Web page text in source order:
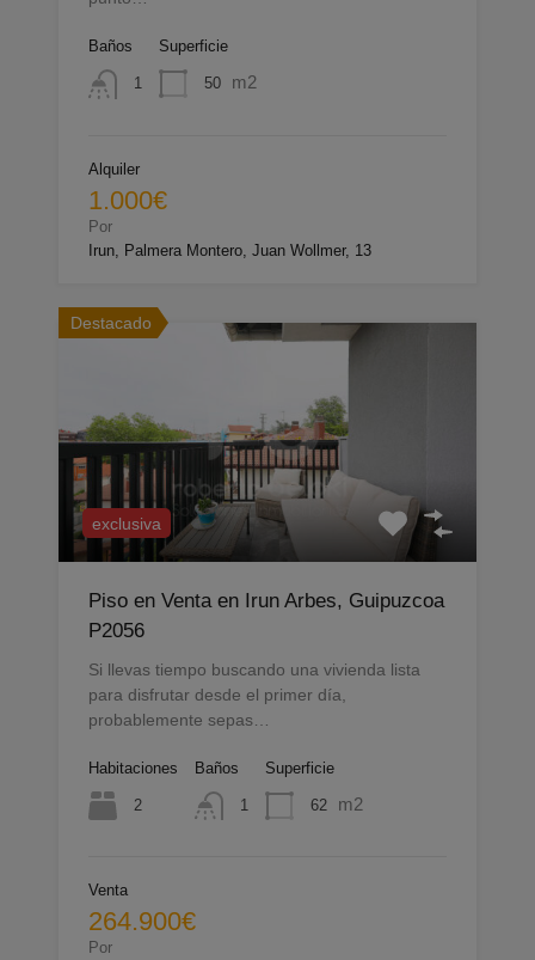
Baños
1
Superficie
50 m2
Alquiler
1.000€
Por
Irun, Palmera Montero, Juan Wollmer, 13
Destacado
exclusiva
Piso en Venta en Irun Arbes, Guipuzcoa
P2056
Si llevas tiempo buscando una vivienda lista
para disfrutar desde el primer día,
probablemente sepas…
Habitaciones
2
Baños
1
Superficie
62 m2
Venta
264.900€
Por